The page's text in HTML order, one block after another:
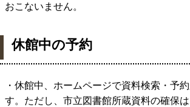
おこないません。
休館中の予約
・休館中、ホームページで資料検索・予
す。ただし、市立図書館所蔵資料の確保は